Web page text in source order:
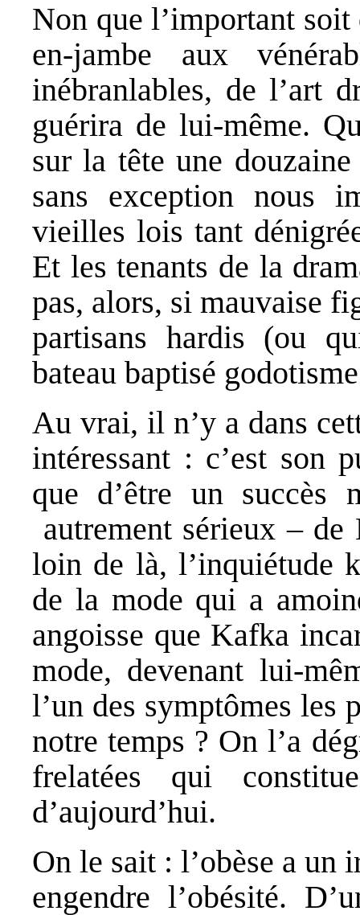
Non que l’important
en-jambe aux
inébranlables, de l’art
guérira de lui-même.
sur la tête une
sans exception nous
vieilles lois tant
Et les tenants de la
pas, alors, si mauvaise
partisans hardis (ou
bateau baptisé
Au vrai, il n’y a dans
intéressant : c’est son
que d’être un succès
autrement sérieux – de
loin de là, l’inquiétude
de la mode qui a
angoisse que Kafka
mode, devenant lui-
l’un des symptômes les
notre temps ? On l’a
frelatées qui
d’aujourd’hui.
On le sait : l’obèse a un
engendre l’obésité.